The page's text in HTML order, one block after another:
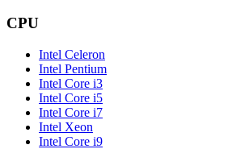
CPU
Intel Celeron
Intel Pentium
Intel Core i3
Intel Core i5
Intel Core i7
Intel Xeon
Intel Core i9